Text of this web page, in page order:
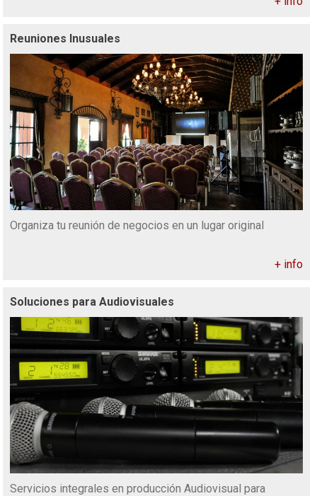
Reuniones Inusuales
Organiza tu reunión de negocios en un lugar original
+ info
Soluciones para Audiovisuales
Servicios integrales en producción Audiovisual para